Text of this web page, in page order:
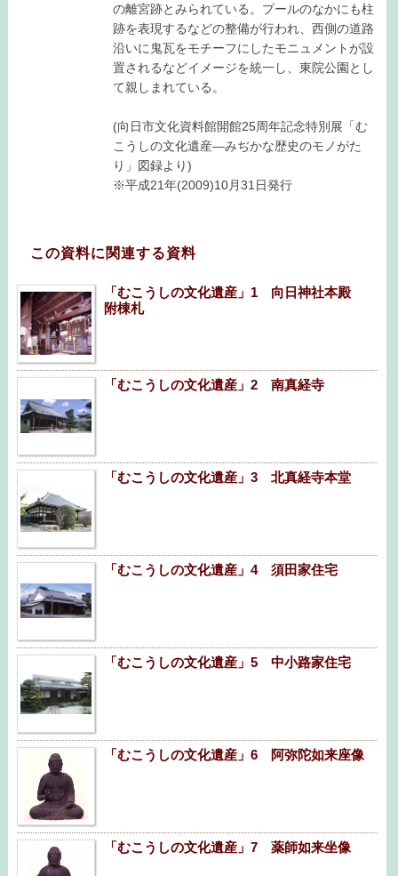
の離宮跡とみられている。プールのなかにも柱
跡を表現するなどの整備が行われ、西側の道路
沿いに鬼瓦をモチーフにしたモニュメントが設
置されるなどイメージを統一し、東院公園とし
て親しまれている。
(向日市文化資料館開館25周年記念特別展「む
こうしの文化遺産―みぢかな歴史のモノがた
り」図録より)
※平成21年(2009)10月31日発行
この資料に関連する資料
「むこうしの文化遺産」1 向日神社本殿
附棟札
「むこうしの文化遺産」2 南真経寺
「むこうしの文化遺産」3 北真経寺本堂
「むこうしの文化遺産」4 須田家住宅
「むこうしの文化遺産」5 中小路家住宅
「むこうしの文化遺産」6 阿弥陀如来座像
「むこうしの文化遺産」7 薬師如来坐像